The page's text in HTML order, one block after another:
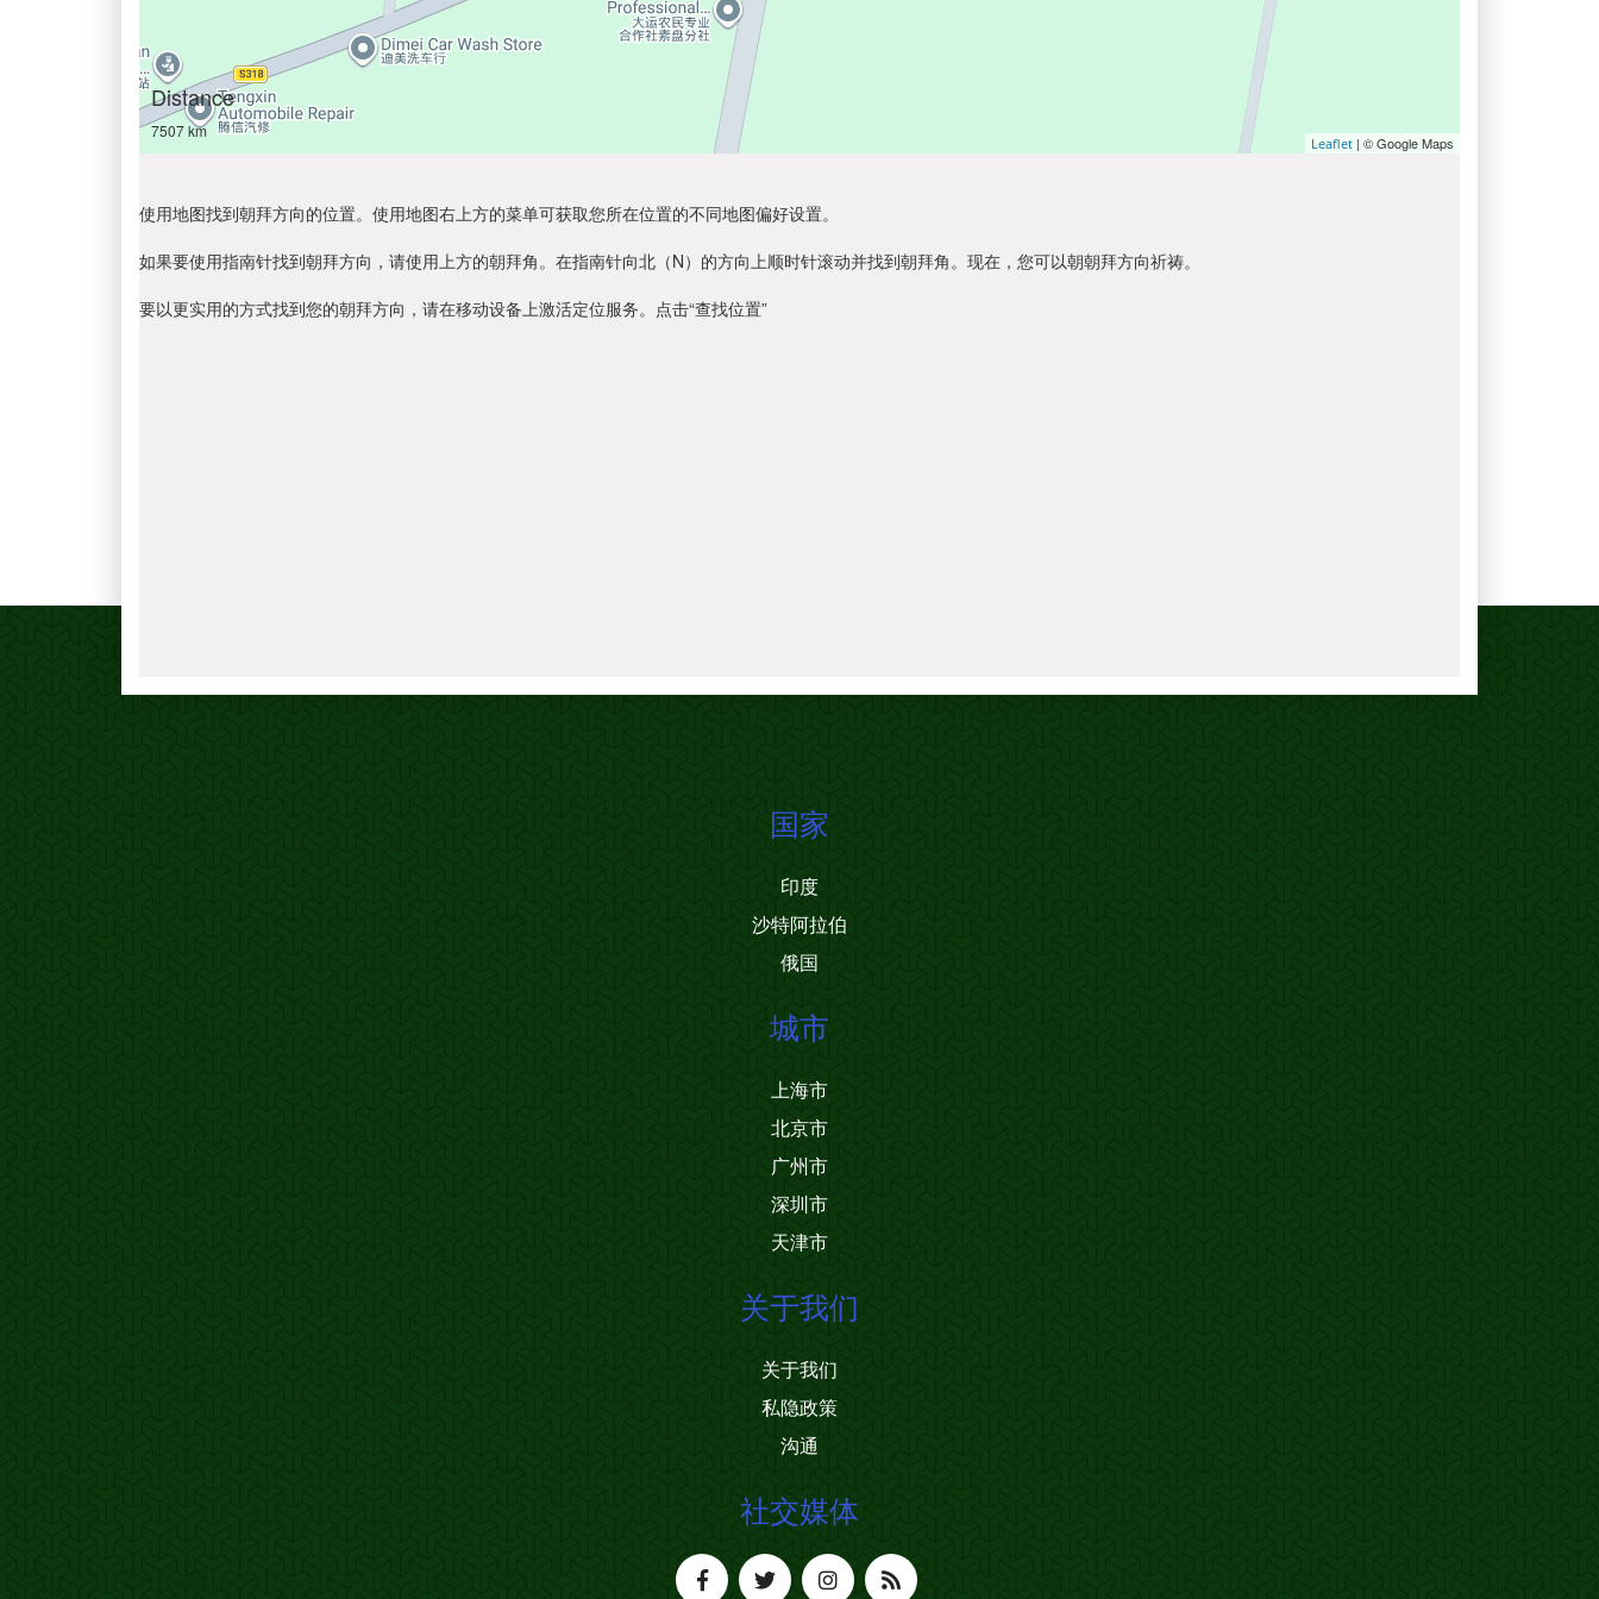
Distance
7507 km
Leaflet | © Google Maps
使用地图找到朝拜方向的位置。使用地图右上方的菜单可获取您所在位置的不同地图偏好设置。
如果要使用指南针找到朝拜方向，请使用上方的朝拜角。在指南针向北（N）的方向上顺时针滚动并找到朝拜角。现在，您可以朝朝拜方向祈祷。
要以更实用的方式找到您的朝拜方向，请在移动设备上激活定位服务。点击“查找位置”
国家
印度
沙特阿拉伯
俄国
城市
上海市
北京市
广州市
深圳市
天津市
关于我们
关于我们
私隐政策
沟通
社交媒体